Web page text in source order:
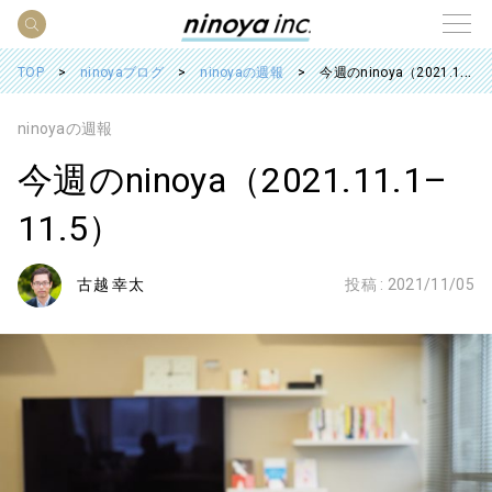
TOP ninoyaブログ ninoyaの週報 今週のninoya（2021.11.1–11.5）
ninoyaの週報
今週のninoya（2021.11.1–
11.5）
古越 幸太 投稿 : 2021/11/05